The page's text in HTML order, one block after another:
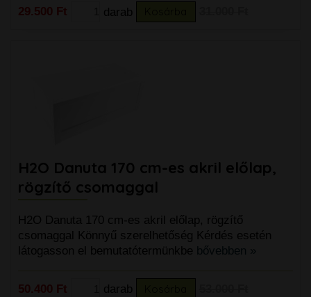
29.500 Ft darab
H2O Danuta 170 cm-es akril előlap,
rögzítő csomaggal
H2O Danuta 170 cm-es akril előlap, rögzítő
csomaggal Könnyű szerelhetőség Kérdés esetén
látogasson el bemutatótermünkbe bővebben »
50.400 Ft darab